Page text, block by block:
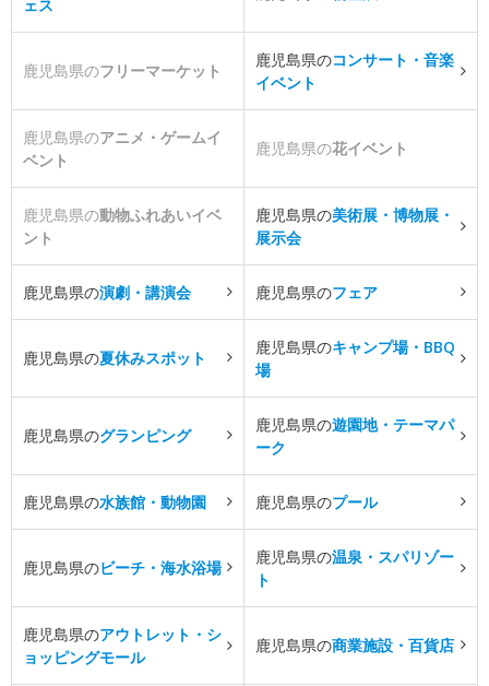
ェス
鹿児島県のフリーマーケット
鹿児島県のコンサート・音楽
イベント
鹿児島県のアニメ・ゲームイ
ベント
鹿児島県の花イベント
鹿児島県の動物ふれあいイベ
ント
鹿児島県の美術展・博物展・
展示会
鹿児島県の演劇・講演会 鹿児島県のフェア
鹿児島県の夏休みスポット
鹿児島県のキャンプ場・BBQ
場
鹿児島県のグランピング
鹿児島県の遊園地・テーマパ
ーク
鹿児島県の水族館・動物園 鹿児島県のプール
鹿児島県のビーチ・海水浴場
鹿児島県の温泉・スパリゾー
ト
鹿児島県のアウトレット・シ
ョッピングモール
鹿児島県の商業施設・百貨店